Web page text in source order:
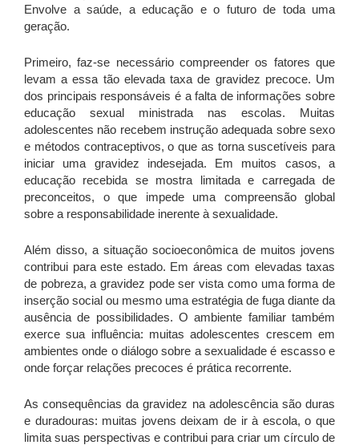
Envolve a saúde, a educação e o futuro de toda uma
geração.
Primeiro, faz-se necessário compreender os fatores que
levam a essa tão elevada taxa de gravidez precoce. Um
dos principais responsáveis é a falta de informações sobre
educação sexual ministrada nas escolas. Muitas
adolescentes não recebem instrução adequada sobre sexo
e métodos contraceptivos, o que as torna suscetíveis para
iniciar uma gravidez indesejada. Em muitos casos, a
educação recebida se mostra limitada e carregada de
preconceitos, o que impede uma compreensão global
sobre a responsabilidade inerente à sexualidade.
Além disso, a situação socioeconômica de muitos jovens
contribui para este estado. Em áreas com elevadas taxas
de pobreza, a gravidez pode ser vista como uma forma de
inserção social ou mesmo uma estratégia de fuga diante da
ausência de possibilidades. O ambiente familiar também
exerce sua influência: muitas adolescentes crescem em
ambientes onde o diálogo sobre a sexualidade é escasso e
onde forçar relações precoces é prática recorrente.
As consequências da gravidez na adolescência são duras
e duradouras: muitas jovens deixam de ir à escola, o que
limita suas perspectivas e contribui para criar um círculo de